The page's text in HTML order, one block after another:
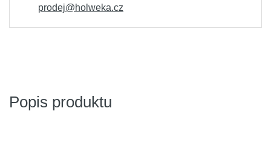
prodej@holweka.cz
Popis produktu